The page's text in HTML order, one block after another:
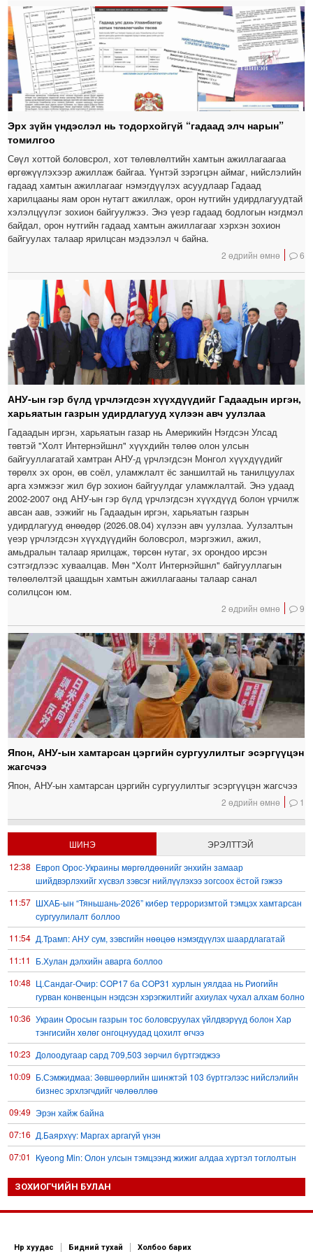
Эрх зүйн үндэслэл нь тодорхойгүй “гадаад элч нарын”
томилгоо
Сөүл хоттой боловсрол, хот төлөвлөлтийн хамтын ажиллагаагаа
өргөжүүлэхээр ажиллаж байгаа. Үүнтэй зэрэгцэн аймаг, нийслэлийн
гадаад хамтын ажиллагааг нэмэгдүүлэх асуудлаар Гадаад
харилцааны яам орон нутагт ажиллаж, орон нутгийн удирдлагуудтай
хэлэлцүүлэг зохион байгуулжээ. Энэ үеэр гадаад бодлогын нэгдмэл
байдал, орон нутгийн гадаад хамтын ажиллагааг хэрхэн зохион
байгуулах талаар ярилцсан мэдээлэл ч байна.
2 өдрийн өмнө 6
АНУ-ын гэр бүлд үрчлэгдсэн хүүхдүүдийг Гадаадын иргэн,
харьяатын газрын удирдлагууд хүлээн авч уулзлаа
Гадаадын иргэн, харьяатын газар нь Америкийн Нэгдсэн Улсад
төвтэй "Холт Интернэйшнл" хүүхдийн төлөө олон улсын
байгууллагатай хамтран АНУ-д үрчлэгдсэн Монгол хүүхдүүдийг
төрөлх эх орон, өв соёл, уламжлалт ёс заншилтай нь танилцуулах
арга хэмжээг жил бүр зохион байгуулдаг уламжлалтай. Энэ удаад
2002-2007 онд АНУ-ын гэр бүлд үрчлэгдсэн хүүхдүүд болон үрчилж
авсан аав, ээжийг нь Гадаадын иргэн, харьяатын газрын
удирдлагууд өнөөдөр (2026.08.04) хүлээн авч уулзлаа. Уулзалтын
үеэр үрчлэгдсэн хүүхдүүдийн боловсрол, мэргэжил, ажил,
амьдралын талаар ярилцаж, төрсөн нутаг, эх орондоо ирсэн
сэтгэгдлээс хуваалцав. Мөн "Холт Интернэйшнл" байгууллагын
төлөөлөлтэй цаашдын хамтын ажиллагааны талаар санал
солилцсон юм.
2 өдрийн өмнө 9
Япон, АНУ-ын хамтарсан цэргийн сургуулилтыг эсэргүүцэн
жагсчээ
Япон, АНУ-ын хамтарсан цэргийн сургуулилтыг эсэргүүцэн жагсчээ
2 өдрийн өмнө 1
ШИНЭ
ЭРЭЛТТЭЙ
12:38 Европ Орос-Украины мөргөлдөөнийг энхийн замаар
шийдвэрлэхийг хүсвэл зэвсэг нийлүүлэхээ зогсоох ёстой гэжээ
11:57 ШХАБ-ын “Тяньшань-2026” кибер терроризмтой тэмцэх хамтарсан
сургуулилалт боллоо
11:54 Д.Трамп: АНУ сум, зэвсгийн нөөцөө нэмэгдүүлэх шаардлагатай
11:11 Б.Хулан дэлхийн аварга боллоо
10:48 Ц.Сандаг-Очир: COP17 ба COP31 хурлын уялдаа нь Риогийн
гурван конвенцын нэгдсэн хэрэгжилтийг ахиулах чухал алхам болно
10:36 Украин Оросын газрын тос боловсруулах үйлдвэрүүд болон Хар
тэнгисийн хөлөг онгоцнуудад цохилт өгчээ
10:23 Долоодугаар сард 709,503 зөрчил бүртгэгджээ
10:09 Б.Сэмжидмаа: Зөвшөөрлийн шинжтэй 103 бүртгэлээс нийслэлийн
бизнес эрхлэгчдийг чөлөөллөө
09:49 Эрэн хайж байна
07:16 Д.Баярхүү: Маргах аргагүй үнэн
07:01 Kyeong Min: Олон улсын тэмцээнд жижиг алдаа хүртэл тоглолтын
17:28 УИХ-ын дарга С.Бямбацогт төрийг төлөөлөн Сутай хайрхны
сарын 14-нөөс ажиллуулж эхэлнэ
ЗОХИОГЧИЙН БУЛАН
Нүүр хуудас Бидний тухай Холбоо барих